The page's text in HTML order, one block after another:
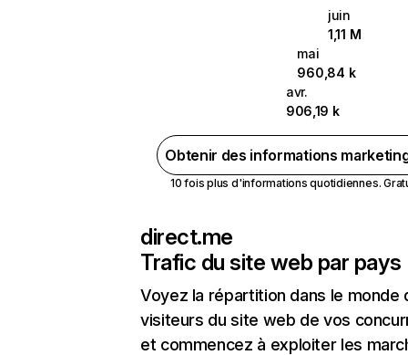
juin
1,11 M
mai
960,84 k
avr.
906,19 k
Obtenir des informations
10 fois plus d'informations quotidiennes.
direct.me
Trafic du site web par pays
Voyez la répartition dans le monde
visiteurs du site web de vos
et commencez à exploiter les